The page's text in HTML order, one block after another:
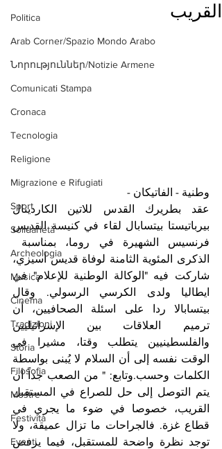
Politica
Arab Corner/Spazio Mondo Arabo
Նորություններ/Notizie Armene
Comunicati Stampa
Cronaca
Tecnologia
Religione
Migrazione e Rifugiati
Sport
Solidarietà
Archeologia
Musica
Cinema
Tradizioni
Storia
Filosofia
Mostre
Festività
Eventi
القريب
وطنية - الفاتيكان -
عقد بطريرك القدس للاتين الكاردينال
بيرباتيستا بيتسابال لقاء في كنيسة القديس
الذكرى المئوية الثامنة لوفاة قديس أسيزي،
شاركت فيه "الوكالة الوطنية للإعلام" في
ترميم العلاقات بين الإسرائيليين
والفلسطينيين يتطلب وقتا، مشيرا في
الكلمات وحسب.وتابع: " من الصعب جداً أن
يتم التوصل إلى حل للصراع في المستقبل
قطاع غزة. فالجراحات ما تزال عميقة، ولا
توجد نظرة واضحة للمستقبل، فيما يرفض